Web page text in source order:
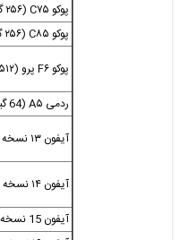
پوکو C۷۵ (۲۵۶ گیگابایت)
پوکو C۸۵ (۲۵۶ گیگابایت)
پوکو F۶ پرو (۵۱۲ گیگابایت)
ردمی A۵ (64 گیگابایت)
آیفون ۱۳ نسخه CH (128 گیگابایت)
آیفون ۱۴ نسخه CH (۱۲۸ گیگابایت)
آیفون 15 نسخه CH (۱۲۸ گیگابایت)